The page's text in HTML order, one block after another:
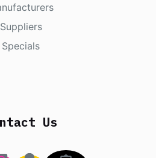
Suppliers
Specials
Us